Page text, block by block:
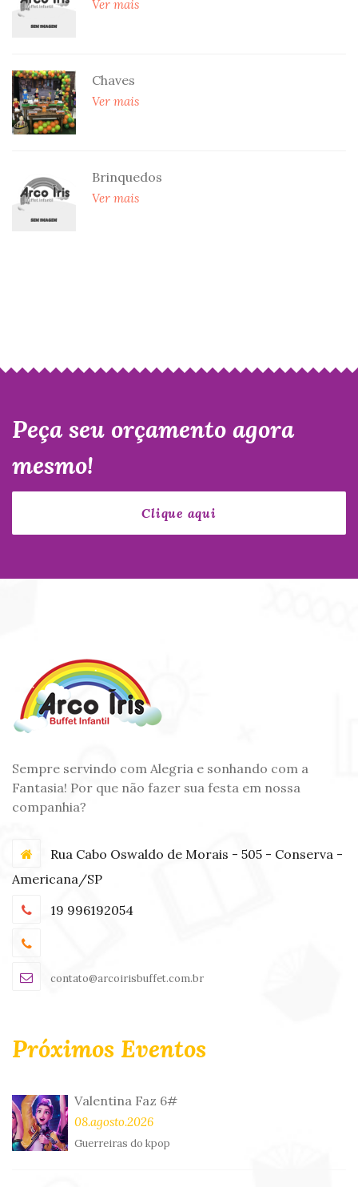
Ver mais
Chaves
Ver mais
Brinquedos
Ver mais
Peça seu orçamento agora
mesmo!
Sempre servindo com Alegria e sonhando com a
Fantasia! Por que não fazer sua festa em nossa
companhia?
Rua Cabo Oswaldo de Morais - 505 - Conserva -
Americana/SP
19 996192054
contato@arcoirisbuffet.com.br
Próximos Eventos
Valentina Faz 6#
08.agosto.2026
Guerreiras do kpop